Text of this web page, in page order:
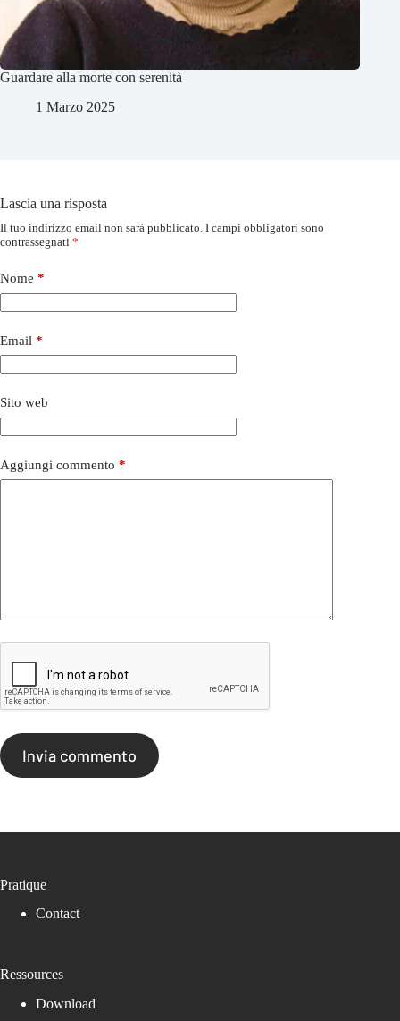
Guardare alla morte con serenità
1 Marzo 2025
Lascia una risposta
Il tuo indirizzo email non sarà pubblicato. I campi obbligatori sono
contrassegnati *
Nome *
Email *
Sito web
Aggiungi commento *
Invia commento
Pratique
Contact
Ressources
Download